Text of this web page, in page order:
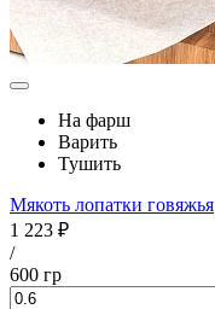
На фарш
Варить
Тушить
Мякоть лопатки говяжья
1 223 ₽
/
600 гр